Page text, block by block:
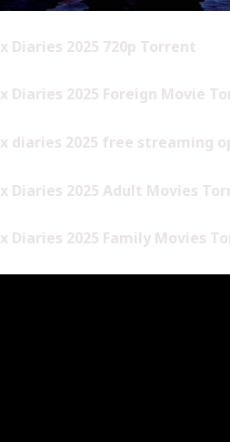
Diaries 2025 720p Torrent
Diaries 2025 Foreign Movie
diaries 2025 free streaming
Diaries 2025 Adult Movies
Diaries 2025 Family Movies